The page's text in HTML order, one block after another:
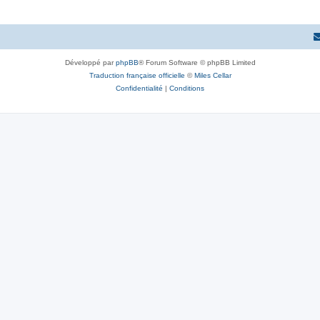
Développé parphpBB® Forum Software © phpBB Limited
Traduction française officielle ©Miles Cellar
Confidentialité | Conditions